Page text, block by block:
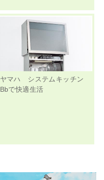
ヤマハ システムキッチン
Bbで快適生活